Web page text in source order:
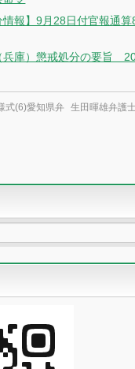
情報】9月28日付官報通
兵庫）懲戒処分の要旨
式(6)愛知県弁 生田暉雄弁護